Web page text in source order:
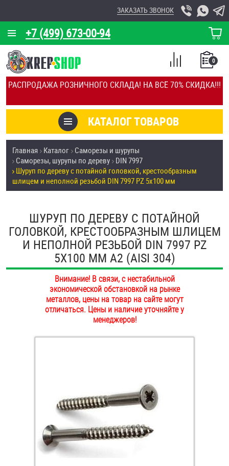
РАСПРОДАЖА РОЗНИЧНОГО СКЛАДА! НА ВСЁ 70% СКИДКА!!!
+7 (499) 673-00-94
ЗАКАЗАТЬ ЗВОНОК
КОРЗИНА
О КОМПАНИИ
КАЛЬКУЛЯТОР
ОТЗЫВЫ
УСЛУГИ
СКИДКИ
ПОКУПАТЕЛЯМ
ОПЛАТА И ДОСТАВКА
НАШИ МАГАЗИНЫ
КАТАЛОГ ТОВАРОВ
0
СПИСОК
СРАВНЕНИЕ
Товары со скидкой
Анкеры
Антивандальный крепёж, инструмент
Болты и винты
Втулки
Гайки
Дюбели
Дюймовый крепёж
Крюки, кольца с метрической резьбой
Крюки, кольца с шурупной резьбой
Главная Каталог Саморезы и шурупы
Саморезы, шурупы по дереву DIN 7997
Шуруп по дереву с потайной головкой, крестообразным
шлицем и неполной резьбой DIN 7997 PZ 5х100 мм
ШУРУП ПО ДЕРЕВУ С ПОТАЙНОЙ
ГОЛОВКОЙ, КРЕСТООБРАЗНЫМ ШЛИЦЕМ
И НЕПОЛНОЙ РЕЗЬБОЙ DIN 7997 PZ
5Х100 ММ А2 (AISI 304)
Внимание! В связи, с нестабильной
экономической обстановкой на рынке
металлов, цены на товар на сайте могут
отличаться. Цены и наличие уточняйте у
менеджеров!